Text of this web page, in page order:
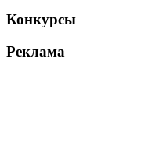
Конкурсы
Реклама